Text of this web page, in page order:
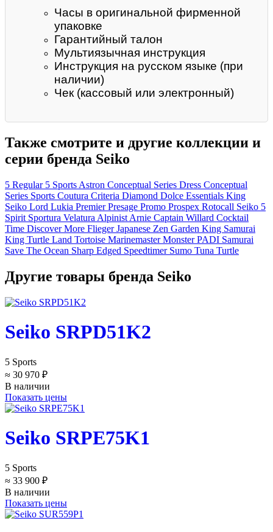
Часы в оригинальной фирменной
упаковке
Гарантийный талон
Мультиязычная инструкция
Инструкция на русском языке (при
наличии)
Чек (кассовый или электронный)
Также смотрите и другие коллекции и
серии бренда Seiko
5 Regular 5 Sports Astron Conceptual Series Dress Conceptual
Series Sports Coutura Criteria Diamond Dolce Essentials King
Seiko Lord Lukia PremierPresage Promo Prospex Rotocall Seiko 5
Spirit Sportura Velatura Alpinist Arnie Captain Willard Cocktail
Time Discover More FliegerJapanese Zen Garden King Samurai
King Turtle Land Tortoise MarinemasterMonsterPADI Samurai
Save The Ocean Sharp Edged Speedtimer Sumo Tuna Turtle
Другие товары бренда Seiko
Seiko SRPD51K2
5 Sports
≈ 30 970 ₽
В наличии
Показать цены
Seiko SRPE75K1
5 Sports
≈ 33 900 ₽
В наличии
Показать цены